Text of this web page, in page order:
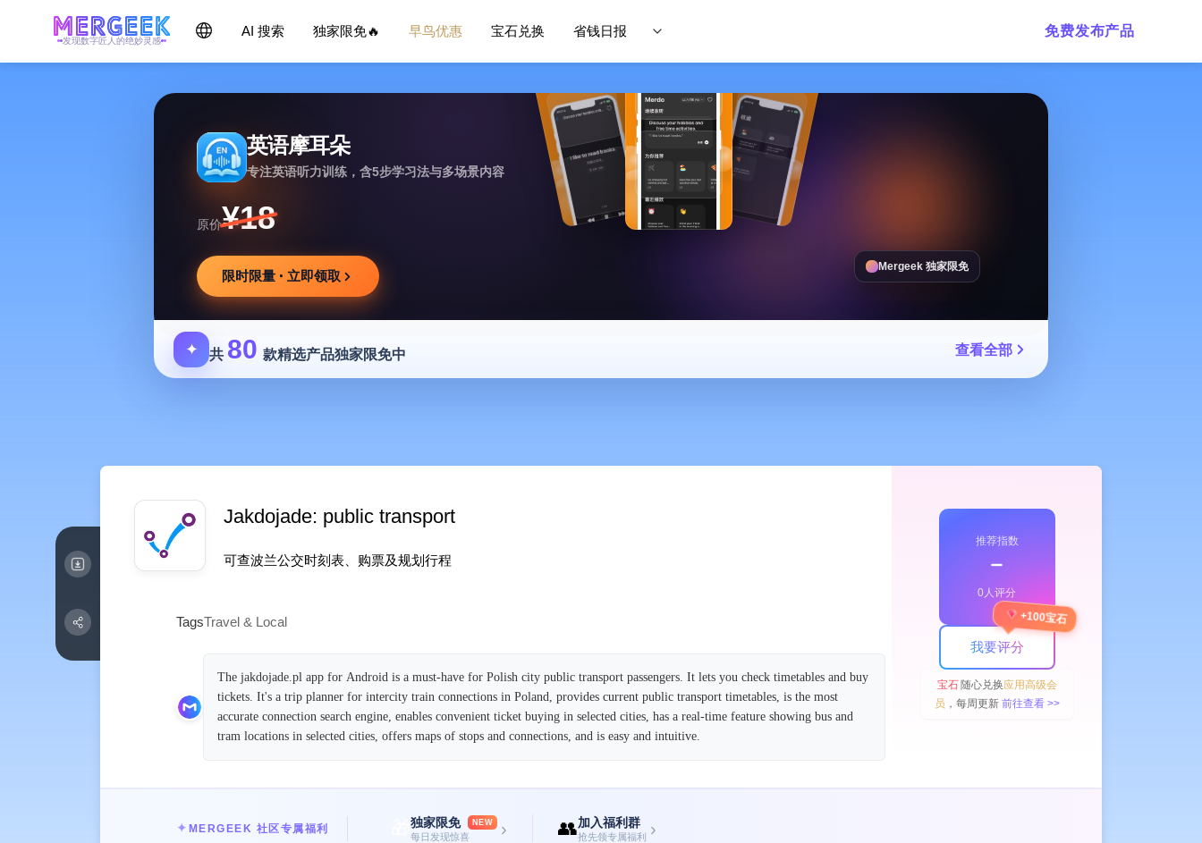
发现数字匠人的绝妙灵感
AI 搜索 独家限免🔥 早鸟优惠 宝石兑换 省钱日报 免费发布产品
英语摩耳朵
专注英语听力训练，含5步学习法与多场景内容
原价¥18
限时限量 · 立即领取
Mergeek 独家限免
✦ 共 80 款精选产品独家限免中 查看全部
Jakdojade: public transport
可查波兰公交时刻表、购票及规划行程
TagsTravel & Local
The jakdojade.pl app for Android is a must-have for Polish city public transport passengers. It lets you check timetables and buy
tickets. It's a trip planner for intercity train connections in Poland, provides current public transport timetables, is the most
accurate connection search engine, enables convenient ticket buying in selected cities, has a real-time feature showing bus and
tram locations in selected cities, offers maps of stops and connections, and is easy and intuitive.
推荐指数
﹣
0人评分
我要评分
+100宝石
宝石随心兑换应用高级会
员 ，每周更新 前往查看 >>
✦ MERGEEK 社区专属福利 独家限免 NEW
每日发现惊喜 › 👥加入福利群
抢先领专属福利 ›